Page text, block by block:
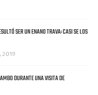
SER UN ENANO TRAVA: CASI SE LOS
2019
DURANTE UNA VISITA DE